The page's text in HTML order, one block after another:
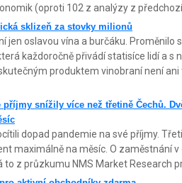
(oproti 102 z analýzy z
sklizeň za stovky milionů
jen oslavou vína a burčáku. Proměnilo
každoročně přivádí statisíce lidí a s
produktem vinobraní není
příjmy snížily více než třetině Čechů.
dopad pandemie na své příjmy.
maximálně na měsíc. O zaměstnání
to z průzkumu NMS Market Research